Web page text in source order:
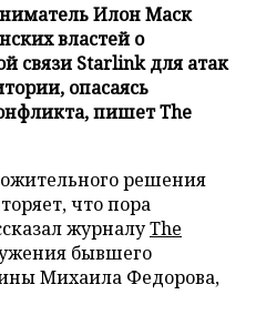
Илон Маск
властей о
связи Starlink для атак
опасаясь
пишет The
решения
что пора
журналуThe
бывшего
Михаила Федорова,